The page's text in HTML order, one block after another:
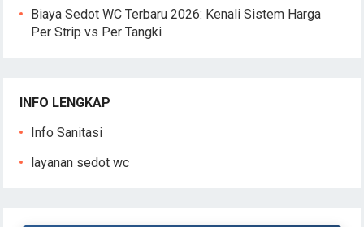
Biaya Sedot WC Terbaru 2026: Kenali Sistem Harga
Per Strip vs Per Tangki
INFO LENGKAP
Info Sanitasi
layanan sedot wc